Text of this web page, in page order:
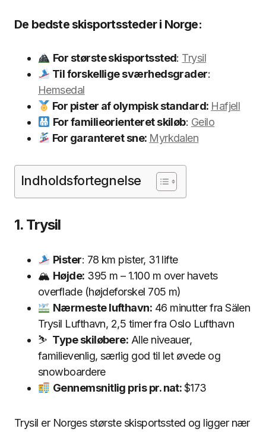
De bedste skisportssteder i Norge:
For største skisportssted: Trysil
Til forskellige sværhedsgrader:
Hemsedal
For pister af olympisk standard: Hafjell
For familieorienteret skiløb: Geilo
For garanteret sne: Myrkdalen
Indholdsfortegnelse
1. Trysil
Pister: 78 km pister, 31 lifte
🏔 Højde: 395 m – 1.100 m over havets
overflade (højdeforskel 705 m)
Nærmeste lufthavn: 46 minutter fra Sälen
Trysil Lufthavn, 2,5 timer fra Oslo Lufthavn
⛷ Type skiløbere: Alle niveauer,
familievenlig, særlig god til let øvede og
snowboardere
Gennemsnitlig pris pr. nat:$173
Trysil er Norges største skisportssted og ligger nær